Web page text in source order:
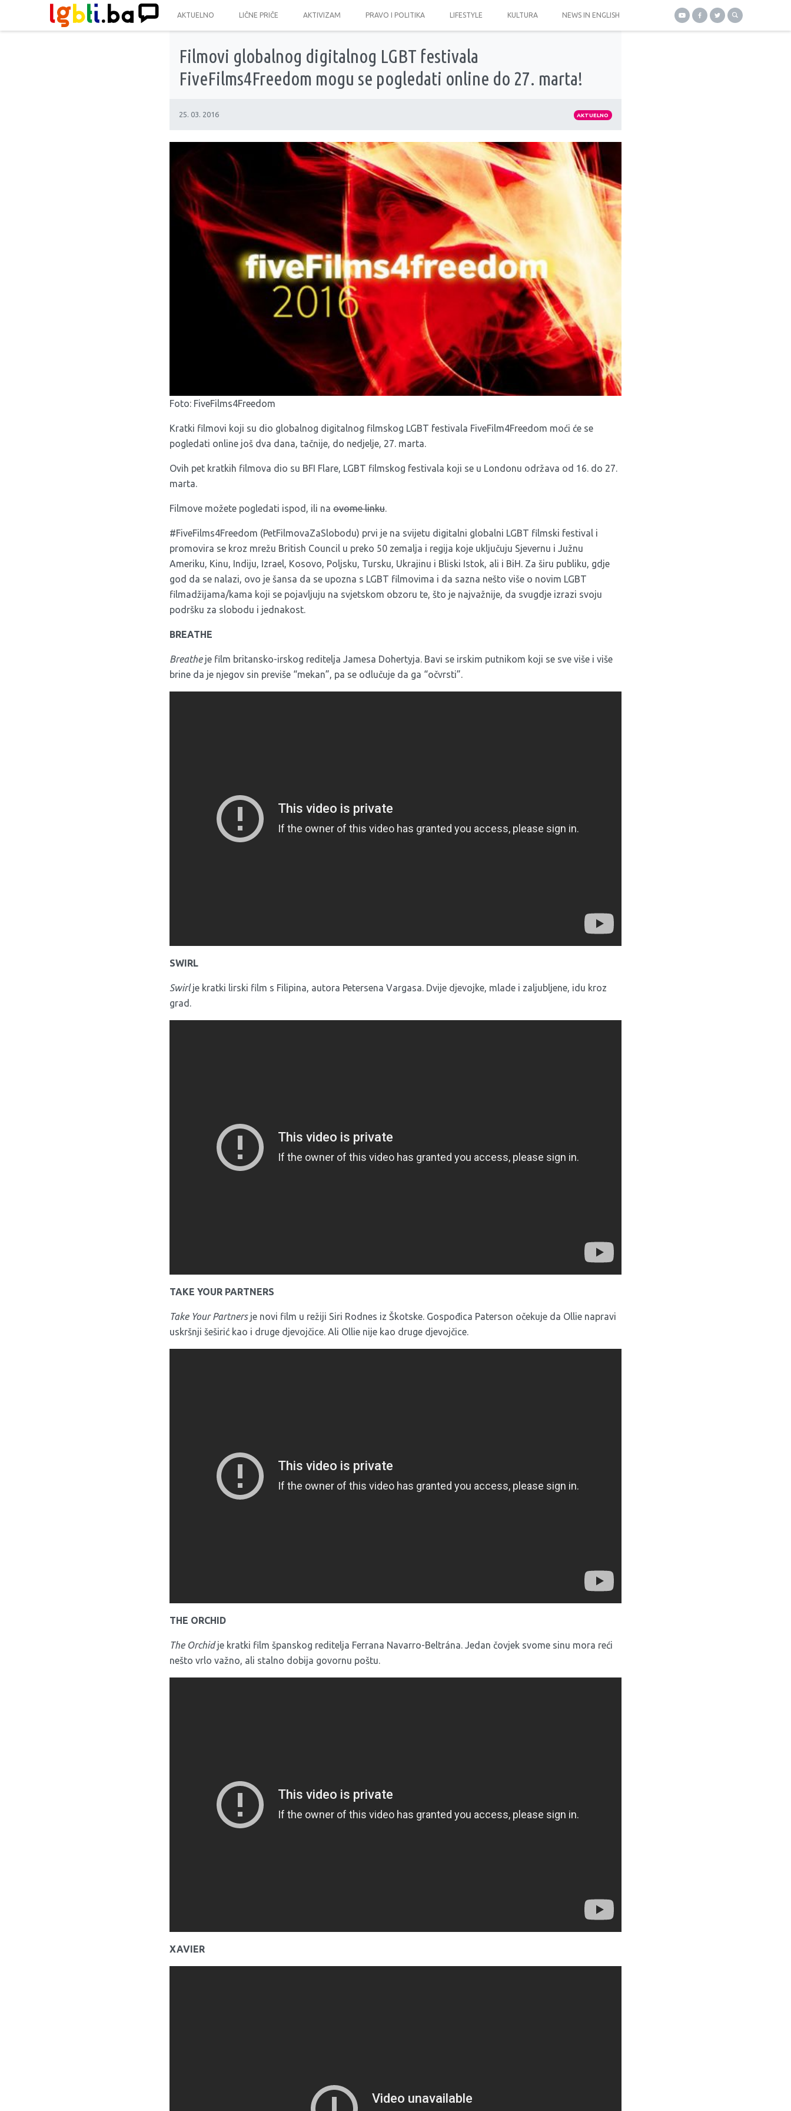
AKTUELNO LIČNE PRIČE AKTIVIZAM PRAVO I POLITIKA LIFESTYLE KULTURA NEWS IN ENGLISH
Filmovi globalnog digitalnog LGBT festivala
FiveFilms4Freedom mogu se pogledati online do 27. marta!
25. 03. 2016 AKTUELNO
Foto: FiveFilms4Freedom
Kratki filmovi koji su dio globalnog digitalnog filmskog LGBT festivala FiveFilm4Freedom moći će se
pogledati online još dva dana, tačnije, do nedjelje, 27. marta.
Ovih pet kratkih filmova dio su BFI Flare, LGBT filmskog festivala koji se u Londonu održava od 16. do 27.
marta.
Filmove možete pogledati ispod, ili na ovome linku.
#FiveFilms4Freedom (PetFilmovaZaSlobodu) prvi je na svijetu digitalni globalni LGBT filmski festival i
promovira se kroz mrežu British Council u preko 50 zemalja i regija koje uključuju Sjevernu i Južnu
Ameriku, Kinu, Indiju, Izrael, Kosovo, Poljsku, Tursku, Ukrajinu i Bliski Istok, ali i BiH. Za širu publiku, gdje
god da se nalazi, ovo je šansa da se upozna s LGBT filmovima i da sazna nešto više o novim LGBT
filmadžijama/kama koji se pojavljuju na svjetskom obzoru te, što je najvažnije, da svugdje izrazi svoju
podršku za slobodu i jednakost.
BREATHE
Breatheje film britansko-irskog reditelja Jamesa Dohertyja. Bavi se irskim putnikom koji se sve više i više
brine da je njegov sin previše “mekan”, pa se odlučuje da ga “očvrsti”.
SWIRL
Swirlje kratki lirski film s Filipina, autora Petersena Vargasa. Dvije djevojke, mlade i zaljubljene, idu kroz
grad.
TAKE YOUR PARTNERS
Take Your Partners je novi film u režiji Siri Rodnes iz Škotske. Gospođica Paterson očekuje da Ollie napravi
uskršnji šeširić kao i druge djevojčice. Ali Ollie nije kao druge djevojčice.
THE ORCHID
The Orchid je kratki film španskog reditelja Ferrana Navarro-Beltrána. Jedan čovjek svome sinu mora reći
nešto vrlo važno, ali stalno dobija govornu poštu.
XAVIER